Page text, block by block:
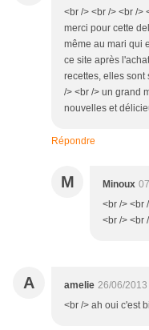
<br /> <br /> <br />
merci pour cette
même au mari qui
ce site après
recettes, elles sont
/> <br /> un grand
nouvelles et
Répondre
M Minoux
<br /> <br
<br /> <br
A amelie 26/06/2013
<br /> ah oui c'est